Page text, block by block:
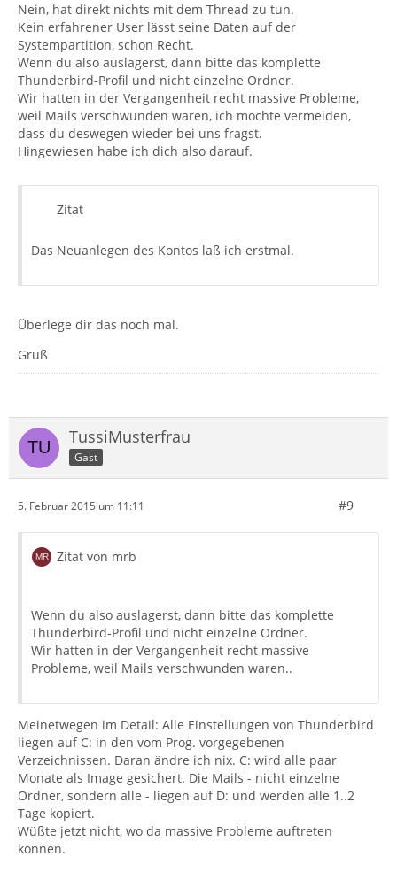
Nein, hat direkt nichts mit dem Thread zu tun.
Kein erfahrener User lässt seine Daten auf der
Systempartition, schon Recht.
Wenn du also auslagerst, dann bitte das komplette
Thunderbird-Profil und nicht einzelne Ordner.
Wir hatten in der Vergangenheit recht massive Probleme,
weil Mails verschwunden waren, ich möchte vermeiden,
dass du deswegen wieder bei uns fragst.
Hingewiesen habe ich dich also darauf.
Zitat
Das Neuanlegen des Kontos laß ich erstmal.
Überlege dir das noch mal.
Gruß
TussiMusterfrau
Gast
5. Februar 2015 um 11:11 #9
Zitat von mrb
Wenn du also auslagerst, dann bitte das komplette
Thunderbird-Profil und nicht einzelne Ordner.
Wir hatten in der Vergangenheit recht massive
Probleme, weil Mails verschwunden waren..
Meinetwegen im Detail: Alle Einstellungen von Thunderbird
liegen auf C: in den vom Prog. vorgegebenen
Verzeichnissen. Daran ändre ich nix. C: wird alle paar
Monate als Image gesichert. Die Mails - nicht einzelne
Ordner, sondern alle - liegen auf D: und werden alle 1..2
Tage kopiert.
Wüßte jetzt nicht, wo da massive Probleme auftreten
können.